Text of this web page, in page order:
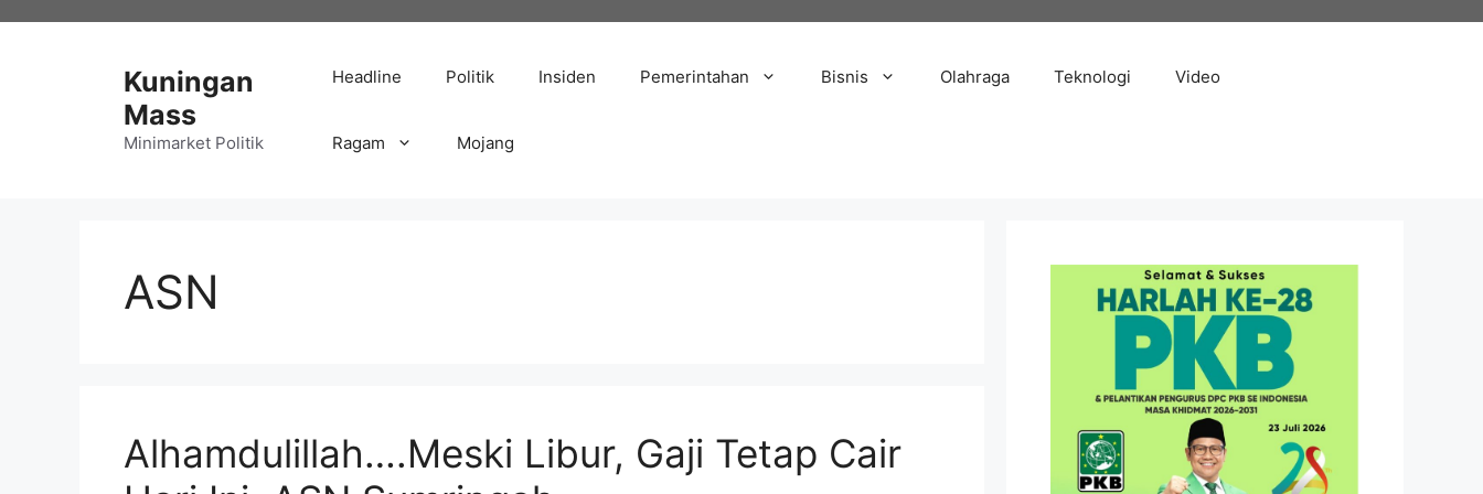
Kuningan
Mass
Minimarket Politik
Headline Politik Insiden Pemerintahan Bisnis Olahraga Teknologi Video
Ragam Mojang
ASN
Alhamdulillah….Meski Libur, Gaji Tetap Cair